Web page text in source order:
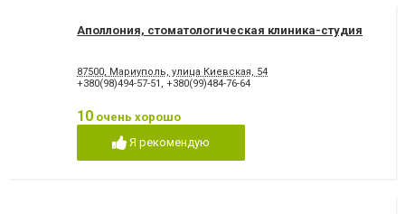
Аполлония, стоматологическая клиника-студия
87500, Мариуполь, улица Киевская, 54
+380(98)494-57-51
+380(99)484-76-64
10 очень хорошо
Я рекомендую